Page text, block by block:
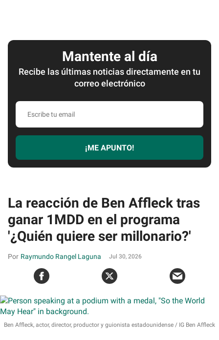
Mantente al día
Recibe las últimas noticias directamente en tu
correo electrónico
Escribe
email
¡ME APUNTO!
La reacción de Ben Affleck tras
ganar 1MDD en el programa
'¿Quién quiere ser millonario?'
Raymundo Rangel Laguna Jul 30, 2026
Ben Affleck, actor, director, productor y guionista estadounidense IG Ben Affleck